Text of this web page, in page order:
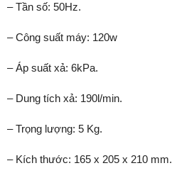
– Tần số: 50Hz.
– Công suất máy: 120w
– Áp suất xả: 6kPa.
– Dung tích xả: 190l/min.
– Trọng lượng: 5 Kg.
– Kích thước: 165 x 205 x 210 mm.